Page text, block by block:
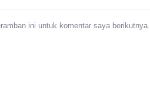
ini untuk komentar saya berikutnya.